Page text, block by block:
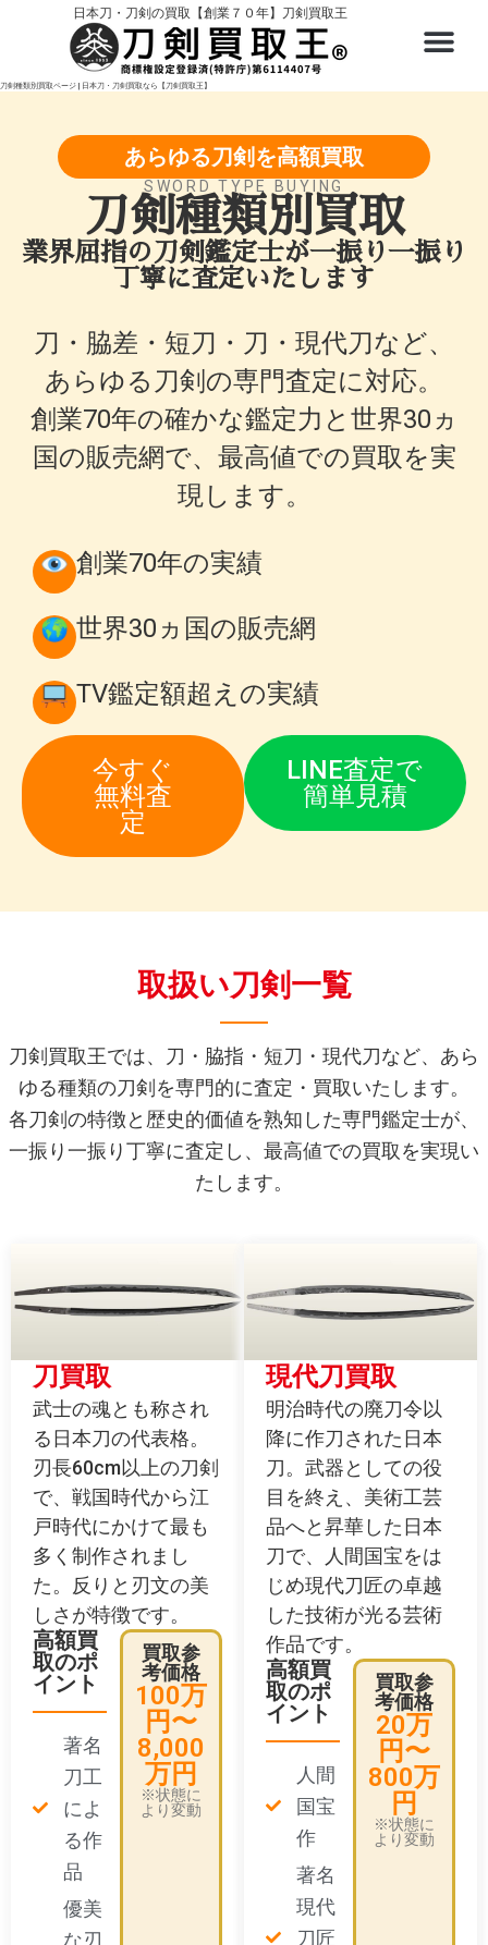
ス
日本刀・刀剣の買取【創業７０年】刀剣買取王
刀剣種類別買取ページ | 日本刀・刀剣買取なら【刀剣買取王】
あらゆる刀剣を高額買取
SWORD TYPE BUYING
刀剣種類別買取
業界屈指の刀剣鑑定士が一振り一振り
丁寧に査定いたします
刀・脇差・短刀・刀・現代刀など、
あらゆる刀剣の専門査定に対応。
創業70年の確かな鑑定力と世界30ヵ
国の販売網で、最高値での買取を実
現します。
創業70年の実績
世界30ヵ国の販売網
TV鑑定額超えの実績
今すぐ
無料査
定
LINE査定で
簡単見積
取扱い刀剣一覧
刀剣買取王では、刀・脇指・短刀・現代刀など、あら
ゆる種類の刀剣を専門的に査定・買取いたします。
各刀剣の特徴と歴史的価値を熟知した専門鑑定士が、
一振り一振り丁寧に査定し、最高値での買取を実現い
たします。
刀買取
武士の魂とも称され
る日本刀の代表格。
刃長60cm以上の刀剣
で、戦国時代から江
戸時代にかけて最も
多く制作されまし
た。反りと刃文の美
しさが特徴です。
高額買
取のポ
イント
著名
刀工
によ
る作
品
優美
な刃
買取参
考価格
100万
円〜
8,000
万円
※状態に
より変動
現代刀買取
明治時代の廃刀令以
降に作刀された日本
刀。武器としての役
目を終え、美術工芸
品へと昇華した日本
刀で、人間国宝をは
じめ現代刀匠の卓越
した技術が光る芸術
作品です。
高額買
取のポ
イント
人間
国宝
作
著名
現代
刀匠
買取参
考価格
20万
円〜
800万
円
※状態に
より変動